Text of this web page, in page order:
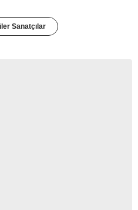
Sanatçılar